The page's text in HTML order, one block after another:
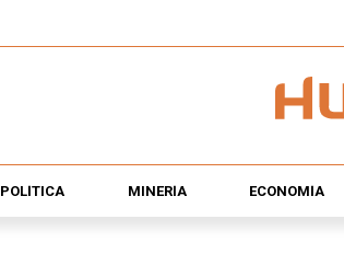
POLÍTICA MINERÍA ECONOMÍA